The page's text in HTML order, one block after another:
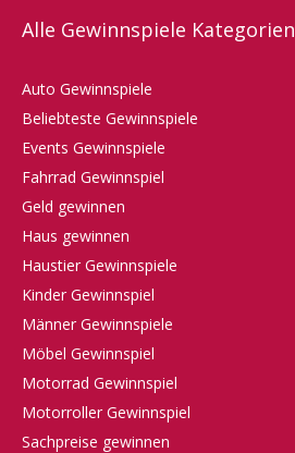
Alle Gewinnspiele Kategorien
Auto Gewinnspiele
Beliebteste Gewinnspiele
Events Gewinnspiele
Fahrrad Gewinnspiel
Geld gewinnen
Haus gewinnen
Haustier Gewinnspiele
Kinder Gewinnspiel
Männer Gewinnspiele
Möbel Gewinnspiel
Motorrad Gewinnspiel
Motorroller Gewinnspiel
Sachpreise gewinnen